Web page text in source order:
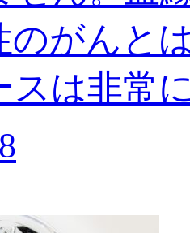
のがんと
スは非常